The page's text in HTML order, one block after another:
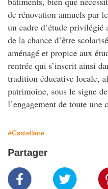
de rénovation annuels par
un cadre d’étude privilégié
de la chance d’être
aménagé et propice aux
rentrée qui s’inscrit ainsi
tradition éducative locale,
patrimoine, sous le signe
l’engagement de toute une
#Castellane
Partager